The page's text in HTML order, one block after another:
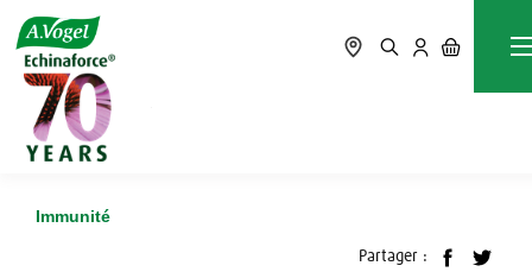
Accueil
Une meilleure résistance de l’organisme grâce à l’Echinacea
Immunité
Partager :